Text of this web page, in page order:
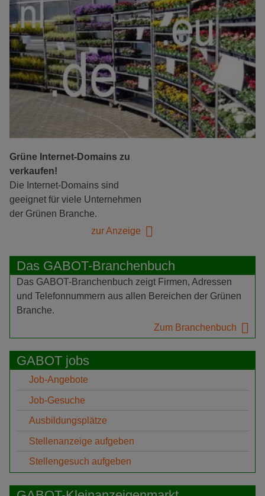
Grüne Internet-Domains zu
verkaufen!
Die Internet-Domains sind
geeignet für viele Unternehmen
der Grünen Branche.
zur Anzeige
Das GABOT-Branchenbuch
Das GABOT-Branchenbuch zeigt Firmen, Adressen
und Telefonnummern aus allen Bereichen der Grünen
Branche.
Zum Branchenbuch
GABOT jobs
Job-Angebote
Job-Gesuche
Ausbildungsplätze
Stellenanzeige aufgeben
Stellengesuch aufgeben